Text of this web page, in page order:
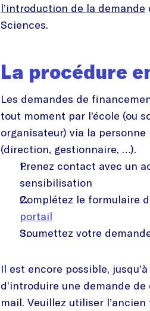
l’introduction de la demande
Sciences.
La procédure
Les demandes de
tout moment par l’école (ou
organisateur) via la personne
(direction, gestionnaire, …).
Prenez contact avec un
sensibilisation
Complétez le formulaire
portail
Soumettez votre
Il est encore possible,
d’introduire une demande
mail. Veuillez utiliser